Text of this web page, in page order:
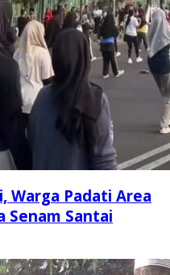
Warga Padati Area
Senam Santai